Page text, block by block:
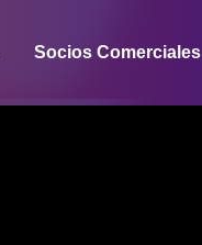
Socios Comerciales